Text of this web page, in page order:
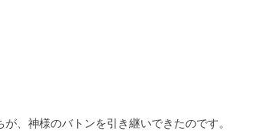
、神様のバトンを引き継いできたのです。